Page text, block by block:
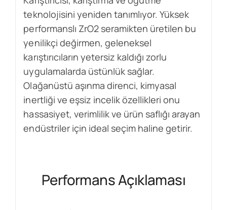
teknolojisini yeniden tanımlıyor. Yüksek
performanslı ZrO2 seramikten üretilen bu
yenilikçi değirmen, geleneksel
karıştırıcıların yetersiz kaldığı zorlu
uygulamalarda üstünlük sağlar.
Olağanüstü aşınma direnci, kimyasal
inertliği ve eşsiz incelik özellikleri onu
hassasiyet, verimlilik ve ürün saflığı arayan
endüstriler için ideal seçim haline getirir.
Performans Açıklaması